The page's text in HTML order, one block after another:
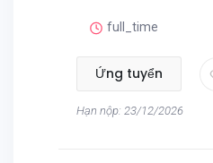
full_time
Ứng tuyển
Hạn nộp: 23/12/2026